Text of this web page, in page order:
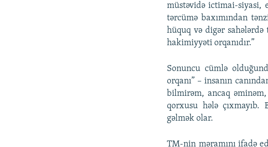
müstəvidə ictimai-siyasi,
tərcümə baxımından
hüquq və digər
hakimiyyəti orqanıdır.”
Sonuncu cümlə
orqanı” – insanın
bilmirəm, ancaq
qorxusu hələ
gəlmək olar.
TM-nin məramını ifadə